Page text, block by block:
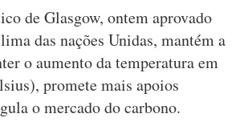
de Glasgow, ontem aprovado
das nações Unidas, mantém a
o aumento da temperatura em
promete mais apoios
o mercado do carbono.